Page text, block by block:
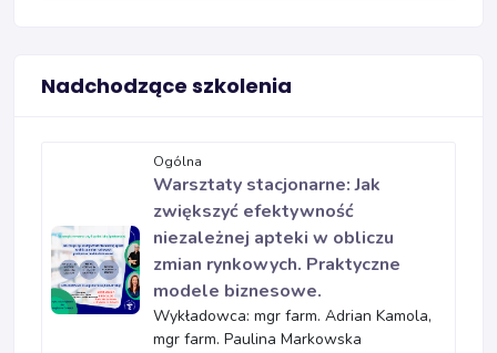
Nadchodzące szkolenia
Ogólna
Warsztaty stacjonarne: Jak
zwiększyć efektywność
niezależnej apteki w obliczu
zmian rynkowych. Praktyczne
modele biznesowe.
Wykładowca: mgr farm. Adrian Kamola,
mgr farm. Paulina Markowska